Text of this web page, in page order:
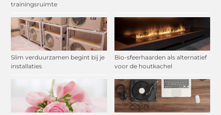
trainingsruimte
Slim verduurzamen begint bij je
installaties
Bio-sfeerhaarden als alternatief
voor de houtkachel